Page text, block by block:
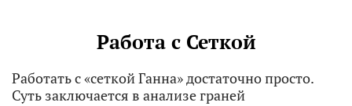
Работа с Сеткой
Работать с «сеткой Ганна» достаточно просто.
Суть заключается в анализе граней